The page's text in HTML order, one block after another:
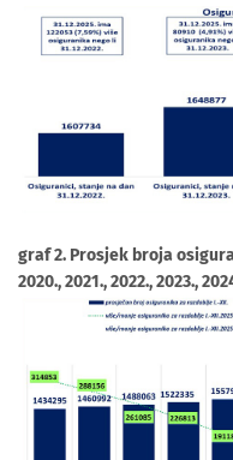
graf 2. Prosjek broja
2020., 2021., 2022., 2023.,